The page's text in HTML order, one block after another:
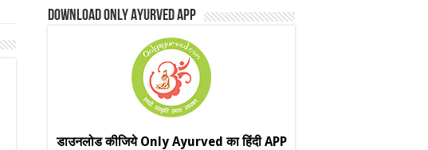
Download Only Ayurved App
डाउनलोड कीजिये Only Ayurved का हिंदी APP